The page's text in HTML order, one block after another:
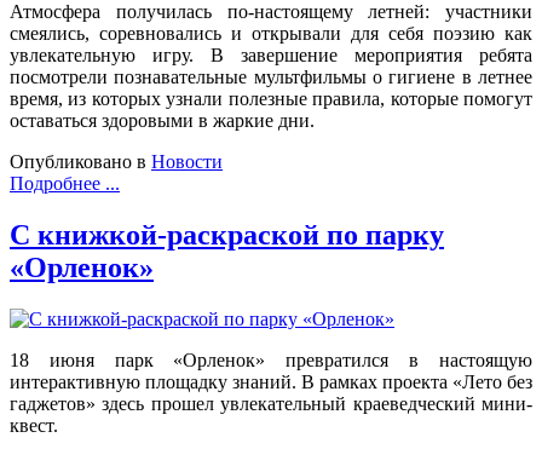
Атмосфера получилась по‑настоящему летней: участники
смеялись, соревновались и открывали для себя поэзию как
увлекательную игру. В завершение мероприятия ребята
посмотрели познавательные мультфильмы о гигиене в летнее
время, из которых узнали полезные правила, которые помогут
оставаться здоровыми в жаркие дни.
Опубликовано в Новости
Подробнее ...
С книжкой-раскраской по парку
«Орленок»
18 июня парк «Орленок» превратился в настоящую
интерактивную площадку знаний. В рамках проекта «Лето без
гаджетов» здесь прошел увлекательный краеведческий мини-
квест.